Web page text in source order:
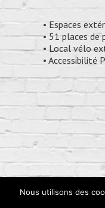
• Espaces
• 51 places de
• Local vélo
• Accessibilité
Nous utilisons des